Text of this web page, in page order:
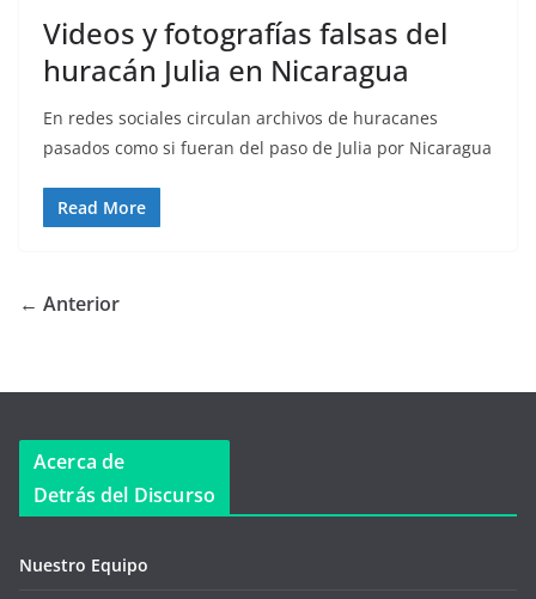
Videos y fotografías falsas del
huracán Julia en Nicaragua
En redes sociales circulan archivos de huracanes
pasados como si fueran del paso de Julia por Nicaragua
Read More
← Anterior
Acerca de
Detrás del Discurso
Nuestro Equipo